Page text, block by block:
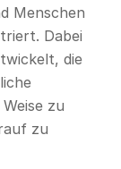
Menschen
Dabei
die
zu
zu